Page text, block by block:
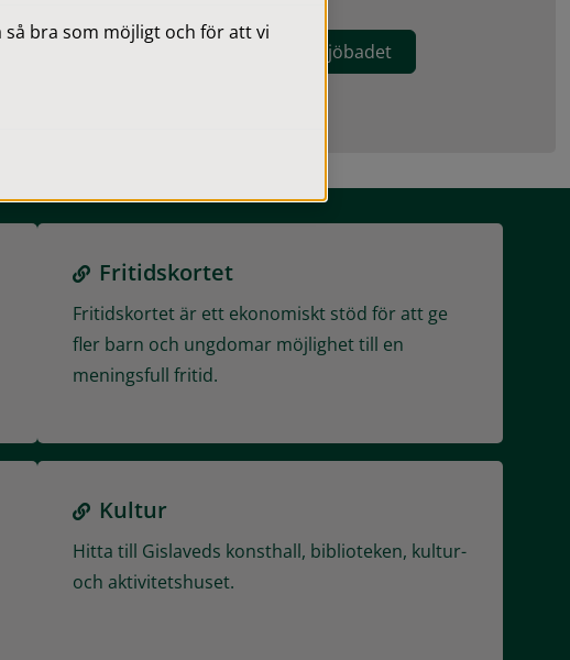
Utomhusbad, Hörsjöbadet
Fritidskortet
Fritidskortet är ett ekonomiskt stöd för att ge
fler barn och ungdomar möjlighet till en
meningsfull fritid.
Kultur
Hitta till Gislaveds konsthall, biblioteken, kultur-
och aktivitetshuset.
så bra som möjligt och för att vi